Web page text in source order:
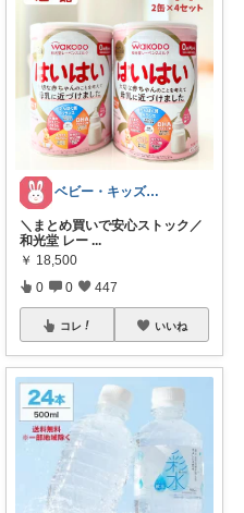
ベビー・キッズ・マタニティ｜うさ子
＼まとめ買いで安心ストック／
和光堂 レー ...
￥ 18,500
0 0 447
コレ いいね